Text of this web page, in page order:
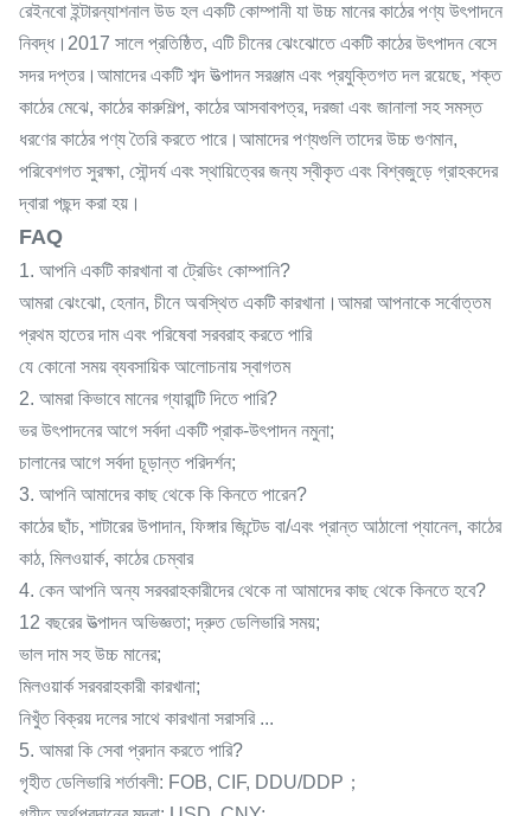
রেইনবো ইন্টারন্যাশনাল উড হল একটি কোম্পানী যা উচ্চ মানের কাঠের পণ্য উৎপাদনে
নিবদ্ধ।2017 সালে প্রতিষ্ঠিত, এটি চীনের ঝেংঝোতে একটি কাঠের উৎপাদন বেসে
সদর দপ্তর।আমাদের একটি শব্দ উত্পাদন সরঞ্জাম এবং প্রযুক্তিগত দল রয়েছে, শক্ত
কাঠের মেঝে, কাঠের কারুশিল্প, কাঠের আসবাবপত্র, দরজা এবং জানালা সহ সমস্ত
ধরণের কাঠের পণ্য তৈরি করতে পারে।আমাদের পণ্যগুলি তাদের উচ্চ গুণমান,
পরিবেশগত সুরক্ষা, সৌন্দর্য এবং স্থায়িত্বের জন্য স্বীকৃত এবং বিশ্বজুড়ে গ্রাহকদের
দ্বারা পছন্দ করা হয়।
FAQ
1. আপনি একটি কারখানা বা ট্রেডিং কোম্পানি?
আমরা ঝেংঝো, হেনান, চীনে অবস্থিত একটি কারখানা।আমরা আপনাকে সর্বোত্তম
প্রথম হাতের দাম এবং পরিষেবা সরবরাহ করতে পারি
যে কোনো সময় ব্যবসায়িক আলোচনায় স্বাগতম
2. আমরা কিভাবে মানের গ্যারান্টি দিতে পারি?
ভর উৎপাদনের আগে সর্বদা একটি প্রাক-উৎপাদন নমুনা;
চালানের আগে সর্বদা চূড়ান্ত পরিদর্শন;
3. আপনি আমাদের কাছ থেকে কি কিনতে পারেন?
কাঠের ছাঁচ, শাটারের উপাদান, ফিঙ্গার জিন্টেড বা/এবং প্রান্ত আঠালো প্যানেল, কাঠের
কাঠ, মিলওয়ার্ক, কাঠের চেম্বার
4. কেন আপনি অন্য সরবরাহকারীদের থেকে না আমাদের কাছ থেকে কিনতে হবে?
12 বছরের উত্পাদন অভিজ্ঞতা; দ্রুত ডেলিভারি সময়;
ভাল দাম সহ উচ্চ মানের;
মিলওয়ার্ক সরবরাহকারী কারখানা;
নিখুঁত বিক্রয় দলের সাথে কারখানা সরাসরি ...
5. আমরা কি সেবা প্রদান করতে পারি?
গৃহীত ডেলিভারি শর্তাবলী: FOB, CIF, DDU/DDP；